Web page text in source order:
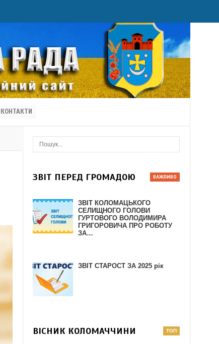
КОНТАКТИ
ЗВІТ ПЕРЕД ГРОМАДОЮ
ЗВІТ КОЛОМАЦЬКОГО
СЕЛИЩНОГО ГОЛОВИ
ГУРТОВОГО ВОЛОДИМИРА
ГРИГОРОВИЧА ПРО РОБОТУ
ЗА…
ЗВІТ СТАРОСТ ЗА 2025 рік
ВІСНИК КОЛОМАЧЧИНИ